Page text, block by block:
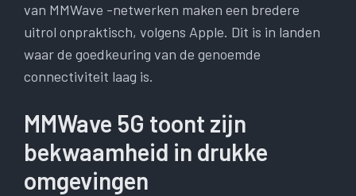
van MMWave -netwerken maken een bredere
uitrol onpraktisch, volgens Apple. Dit is in landen
waar de goedkeuring van de genoemde
connectiviteit laag is.
MMWave 5G toont zijn
bekwaamheid in drukke
omgevingen